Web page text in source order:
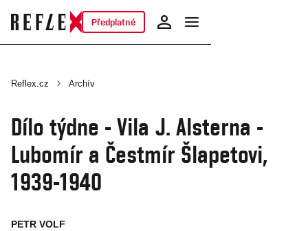
Předplatné
Reflex.cz Archív
Dílo týdne - Vila J. Alsterna -
Lubomír a Čestmír Šlapetovi,
1939-1940
PETR VOLF